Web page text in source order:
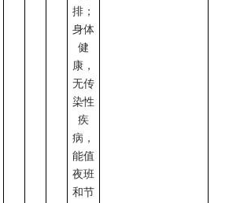
排；
身体
健
康，
无传
染性
疾
病，
能值
夜班
和节